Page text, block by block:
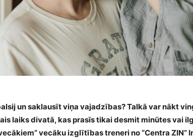
un saklausīt viņa vajadzības? Talkā var nākt
laiks divatā, kas prasīs tikai desmit minūtes vai
vecāku izglītības treneri no “Centra ZIN”